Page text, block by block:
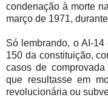
condenação à morte
março de 1971,
Só lembrando, o AI-
150 da constituição,
casos de
que resultasse em
revolucionária ou